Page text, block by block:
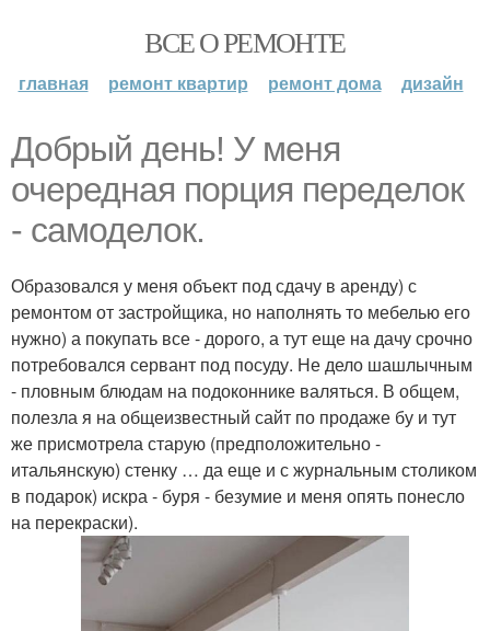
ВСЕ О РЕМОНТЕ
главная ремонт квартир ремонт дома дизайн
Добрый день! У меня
очередная порция переделок
- самоделок.
Образовался у меня объект под сдачу в аренду) с
ремонтом от застройщика, но наполнять то мебелью его
нужно) а покупать все - дорого, а тут еще на дачу срочно
потребовался сервант под посуду. Не дело шашлычным
- пловным блюдам на подоконнике валяться. В общем,
полезла я на общеизвестный сайт по продаже бу и тут
же присмотрела старую (предположительно -
итальянскую) стенку … да еще и с журнальным столиком
в подарок) искра - буря - безумие и меня опять понесло
на перекраски).